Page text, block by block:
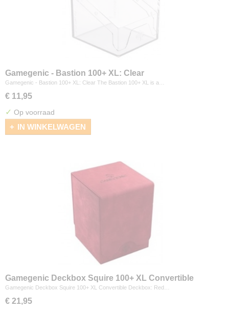
Gamegenic - Bastion 100+ XL: Clear
Gamegenic - Bastion 100+ XL: Clear The Bastion 100+ XL is a…
€ 11,95
✓ Op voorraad
IN WINKELWAGEN
Gamegenic Deckbox Squire 100+ XL Convertible
Deckbox: Red
Gamegenic Deckbox Squire 100+ XL Convertible Deckbox: Red…
€ 21,95